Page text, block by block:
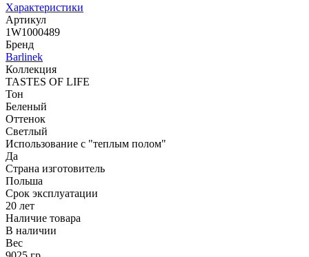
Характеристики
Артикул
1W1000489
Бренд
Barlinek
Коллекция
TASTES OF LIFE
Тон
Беленый
Оттенок
Светлый
Использование с "теплым полом"
Да
Страна изготовитель
Польша
Срок эксплуатации
20 лет
Наличие товара
В наличии
Вес